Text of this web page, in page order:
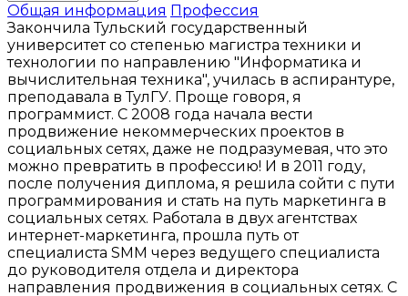
Общая информация Профессия
Закончила Тульский государственный
университет со степенью магистра техники и
технологии по направлению "Информатика и
вычислительная техника", училась в аспирантуре,
преподавала в ТулГУ. Проще говоря, я
программист. С 2008 года начала вести
продвижение некоммерческих проектов в
социальных сетях, даже не подразумевая, что это
можно превратить в профессию! И в 2011 году,
после получения диплома, я решила сойти с пути
программирования и стать на путь маркетинга в
социальных сетях. Работала в двух агентствах
интернет-маркетинга, прошла путь от
специалиста SMM через ведущего специалиста
до руководителя отдела и директора
направления продвижения в социальных сетях. С